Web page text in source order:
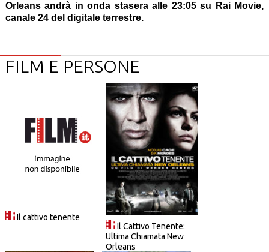
Orleans andrà in onda stasera alle 23:05 su Rai Movie,
canale 24 del digitale terrestre.
FILM E PERSONE
Il cattivo tenente
Il Cattivo Tenente:
Ultima Chiamata New
Orleans